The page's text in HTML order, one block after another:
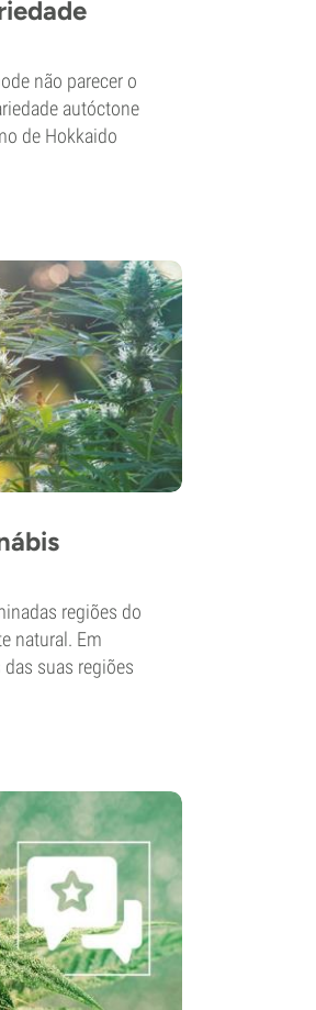
não parecer o
autóctone
de Hokkaido
regiões do
natural. Em
suas regiões